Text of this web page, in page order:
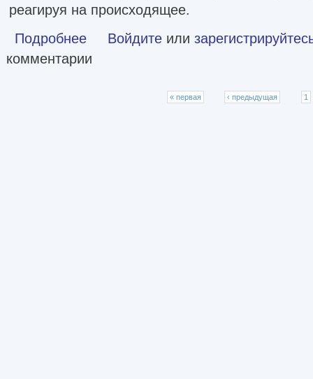
реагируя на происходящее.
Подробнее о Психопокер: практическая психология манипуляций
Войдите или
комментарии
« первая ‹ предыдущая 1